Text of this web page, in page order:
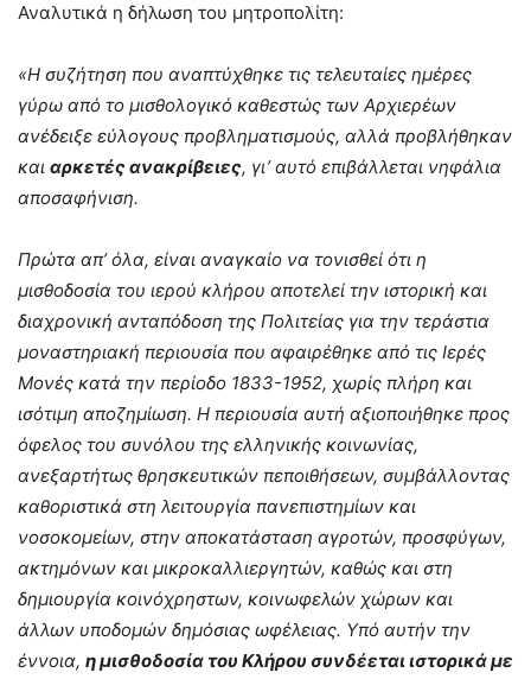
Αναλυτικά η δήλωση του μητροπολίτη:
«Η συζήτηση που αναπτύχθηκε τις τελευταίες ημέρες
γύρω από το μισθολογικό καθεστώς των Αρχιερέων
ανέδειξε εύλογους προβληματισμούς, αλλά προβλήθηκαν
και αρκετές ανακρίβειες, γι’ αυτό επιβάλλεται νηφάλια
αποσαφήνιση.
Πρώτα απ’ όλα, είναι αναγκαίο να τονισθεί ότι η
μισθοδοσία του ιερού κλήρου αποτελεί την ιστορική και
διαχρονική ανταπόδοση της Πολιτείας για την τεράστια
μοναστηριακή περιουσία που αφαιρέθηκε από τις Ιερές
Μονές κατά την περίοδο 1833-1952, χωρίς πλήρη και
ισότιμη αποζημίωση. Η περιουσία αυτή αξιοποιήθηκε προς
όφελος του συνόλου της ελληνικής κοινωνίας,
ανεξαρτήτως θρησκευτικών πεποιθήσεων, συμβάλλοντας
καθοριστικά στη λειτουργία πανεπιστημίων και
νοσοκομείων, στην αποκατάσταση αγροτών, προσφύγων,
ακτημόνων και μικροκαλλιεργητών, καθώς και στη
δημιουργία κοινόχρηστων, κοινωφελών χώρων και
άλλων υποδομών δημόσιας ωφέλειας. Υπό αυτήν την
έννοια, η μισθοδοσία του Κλήρου συνδέεται ιστορικά με